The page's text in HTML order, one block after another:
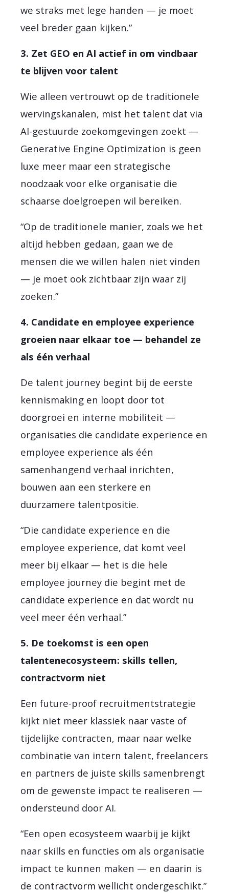
we straks met lege handen — je moet
veel breder gaan kijken.”
3. Zet GEO en AI actief in om vindbaar
te blijven voor talent
Wie alleen vertrouwt op de traditionele
wervingskanalen, mist het talent dat via
AI-gestuurde zoekomgevingen zoekt —
Generative Engine Optimization is geen
luxe meer maar een strategische
noodzaak voor elke organisatie die
schaarse doelgroepen wil bereiken.
“Op de traditionele manier, zoals we het
altijd hebben gedaan, gaan we de
mensen die we willen halen niet vinden
— je moet ook zichtbaar zijn waar zij
zoeken.”
4. Candidate en employee experience
groeien naar elkaar toe — behandel ze
als één verhaal
De talent journey begint bij de eerste
kennismaking en loopt door tot
doorgroei en interne mobiliteit —
organisaties die candidate experience en
employee experience als één
samenhangend verhaal inrichten,
bouwen aan een sterkere en
duurzamere talentpositie.
“Die candidate experience en die
employee experience, dat komt veel
meer bij elkaar — het is die hele
employee journey die begint met de
candidate experience en dat wordt nu
veel meer één verhaal.”
5. De toekomst is een open
talentenecosysteem: skills tellen,
contractvorm niet
Een future-proof recruitmentstrategie
kijkt niet meer klassiek naar vaste of
tijdelijke contracten, maar naar welke
combinatie van intern talent, freelancers
en partners de juiste skills samenbrengt
om de gewenste impact te realiseren —
ondersteund door AI.
“Een open ecosysteem waarbij je kijkt
naar skills en functies om als organisatie
impact te kunnen maken — en daarin is
de contractvorm wellicht ondergeschikt.”